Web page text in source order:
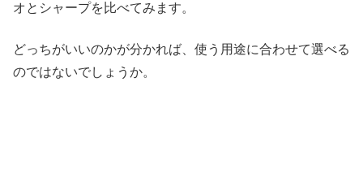
オとシャープを比べてみます。
どっちがいいのかが分かれば、使う用途に合わせて選べる
のではないでしょうか。